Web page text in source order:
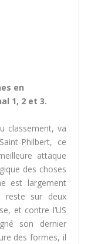
en
1, 2 et 3.
classement, va
Philbert, ce
attaque
des choses
est largement
reste sur deux
et contre l’US
son dernier
des formes, il